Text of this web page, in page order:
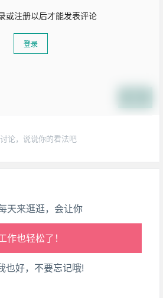
或注册以后才能发表评论
登录
论，说说你的看法吧
天来逛逛，会让你
心情也舒畅了！
腰也不酸了！
作也轻松了！
也好，不要忘记哦!